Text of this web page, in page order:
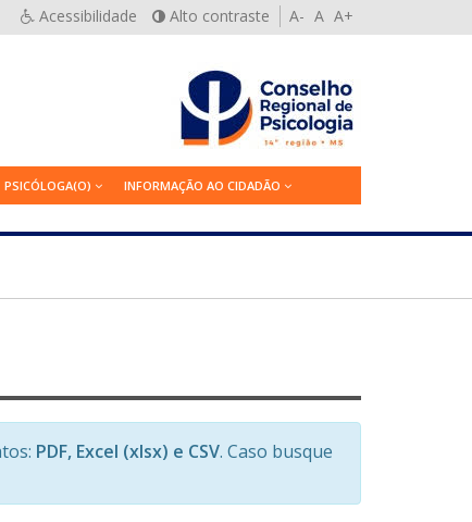
Acessibilidade Alto contraste A- A A+
PSICÓLOGA(O) INFORMAÇÃO AO CIDADÃO
PDF, Excel (xlsx) e CSV. Caso busque